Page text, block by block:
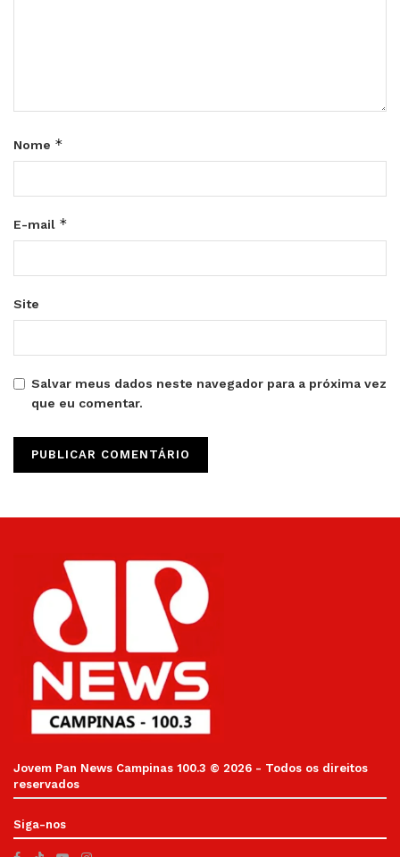
Nome *
E-mail *
Site
Salvar meus dados neste navegador para a próxima vez
que eu comentar.
Jovem Pan News Campinas 100.3 © 2026 - Todos os direitos
reservados
Siga-nos